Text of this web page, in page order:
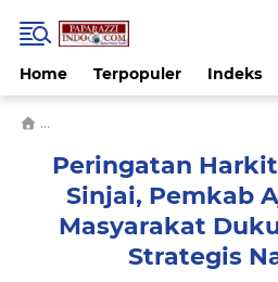
Home Terpopuler Indeks
›
Peringatan
Sinjai, Pemkab
Masyarakat
Strategis